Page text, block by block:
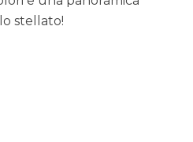
stellato!